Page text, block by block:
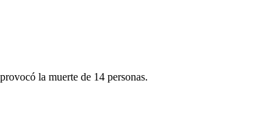
la muerte de 14 personas.